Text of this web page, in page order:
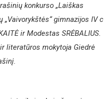
konkurso „Laiškas
gimnazijos IV c
ir Modestas SRĖBALIUS.
literatūros mokytoja Giedrė